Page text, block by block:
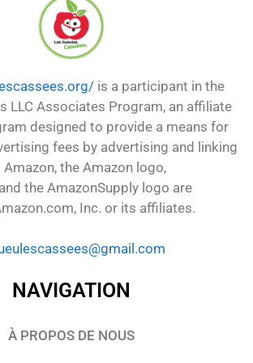
is a participant in the
LLC Associates Program, an affiliate
designed to provide a means for
fees by advertising and linking
the Amazon logo,
the AmazonSupply logo are
Inc. or its affiliates.
NAVIGATION
À PROPOS DE NOUS